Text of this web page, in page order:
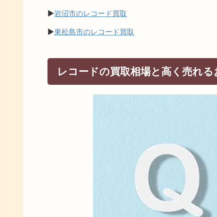
▶岩沼市のレコード買取
▶東松島市のレコード買取
レコードの買取相場と高く売れる